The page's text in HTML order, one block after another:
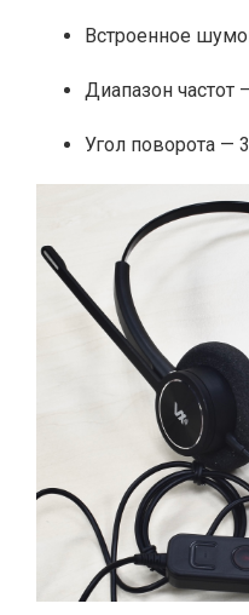
Встроенное
Диапазон частот
Угол поворота —